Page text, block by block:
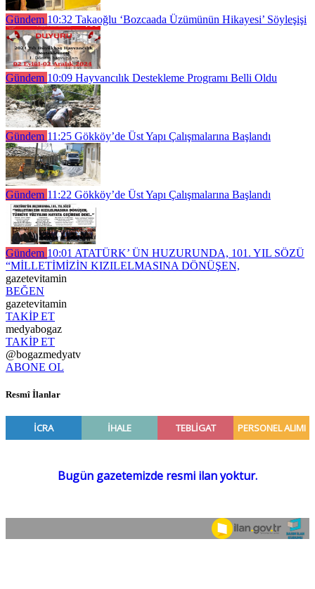
Gündem 10:32 Takaoğlu ‘Bozcaada Üzümünün Hikayesi’ Söyleşişi
Gündem 10:09 Hayvancılık Destekleme Programı Belli Oldu
Gündem 11:25 Gökköy’de Üst Yapı Çalışmalarına Başlandı
Gündem 11:22 Gökköy’de Üst Yapı Çalışmalarına Başlandı
Gündem 10:01 ATATÜRK’ ÜN HUZURUNDA, 101. YIL SÖZÜ
“MİLLETİMİZİN KIZILELMASINA DÖNÜŞEN,
gazetevitamin
BEĞEN
gazetevitamin
TAKİP ET
medyabogaz
TAKİP ET
@bogazmedyatv
ABONE OL
Resmî İlanlar